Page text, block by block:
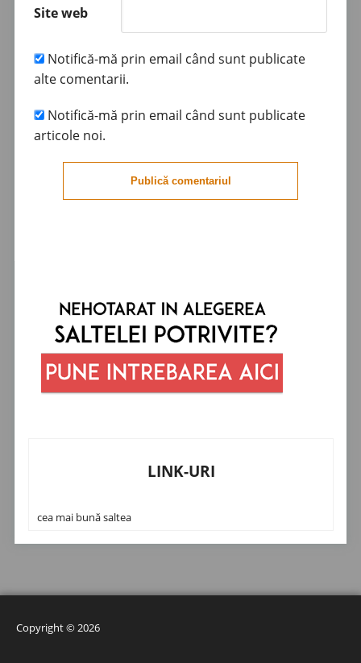
Site web
Notifică-mă prin email când sunt publicate
alte comentarii.
Notifică-mă prin email când sunt publicate
articole noi.
Publică comentariul
LINK-URI
cea mai bună saltea
Copyright © 2026